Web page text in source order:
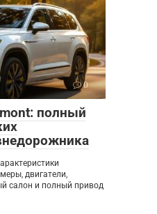
0
полный
двигатели,
салон и полный привод